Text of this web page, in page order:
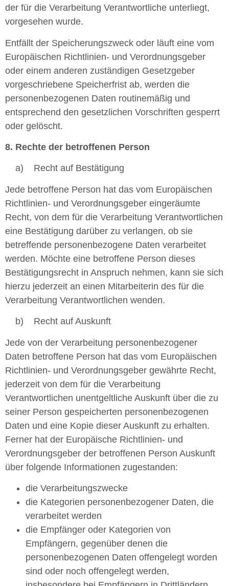
der für die Verarbeitung Verantwortliche unterliegt,
vorgesehen wurde.
Entfällt der Speicherungszweck oder läuft eine vom
Europäischen Richtlinien- und Verordnungsgeber
oder einem anderen zuständigen Gesetzgeber
vorgeschriebene Speicherfrist ab, werden die
personenbezogenen Daten routinemäßig und
entsprechend den gesetzlichen Vorschriften gesperrt
oder gelöscht.
8. Rechte der betroffenen Person
a) Recht auf Bestätigung
Jede betroffene Person hat das vom Europäischen
Richtlinien- und Verordnungsgeber eingeräumte
Recht, von dem für die Verarbeitung Verantwortlichen
eine Bestätigung darüber zu verlangen, ob sie
betreffende personenbezogene Daten verarbeitet
werden. Möchte eine betroffene Person dieses
Bestätigungsrecht in Anspruch nehmen, kann sie sich
hierzu jederzeit an einen Mitarbeiterin des für die
Verarbeitung Verantwortlichen wenden.
b) Recht auf Auskunft
Jede von der Verarbeitung personenbezogener
Daten betroffene Person hat das vom Europäischen
Richtlinien- und Verordnungsgeber gewährte Recht,
jederzeit von dem für die Verarbeitung
Verantwortlichen unentgeltliche Auskunft über die zu
seiner Person gespeicherten personenbezogenen
Daten und eine Kopie dieser Auskunft zu erhalten.
Ferner hat der Europäische Richtlinien- und
Verordnungsgeber der betroffenen Person Auskunft
über folgende Informationen zugestanden:
die Verarbeitungszwecke
die Kategorien personenbezogener Daten, die
verarbeitet werden
die Empfänger oder Kategorien von
Empfängern, gegenüber denen die
personenbezogenen Daten offengelegt worden
sind oder noch offengelegt werden,